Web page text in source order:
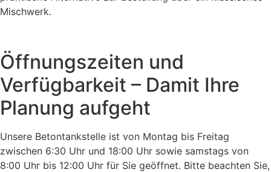
Mischwerk.
Öffnungszeiten und
Verfügbarkeit – Damit Ihre
Planung aufgeht
Unsere Betontankstelle ist von Montag bis Freitag
zwischen 6:30 Uhr und 18:00 Uhr sowie samstags von
8:00 Uhr bis 12:00 Uhr für Sie geöffnet. Bitte beachten Sie,